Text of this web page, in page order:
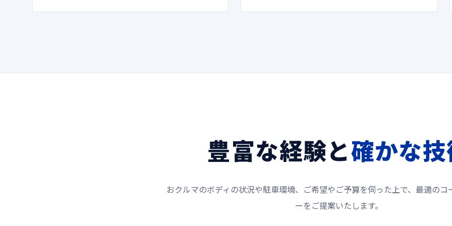
豊富な経験と確かな
おクルマのボディの状況や駐車環境、ご希望やご予算を伺った上で、最適のコ
ーをご提案いたします。